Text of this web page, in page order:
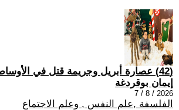
(42) عصارة أبريل وجريمة قتل في الأوساط الكنسيّة
إيمان بوقردغة
2026 / 8 / 7
الفلسفة ,علم النفس , وعلم الاجتماع